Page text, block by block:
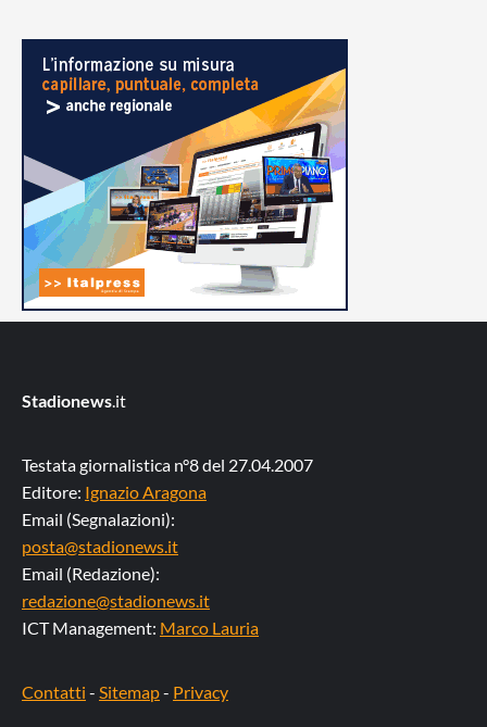
Stadionews.it
Testata giornalistica n°8 del 27.04.2007
Editore: Ignazio Aragona
Email (Segnalazioni):
posta@stadionews.it
Email (Redazione):
redazione@stadionews.it
ICT Management: Marco Lauria
Contatti - Sitemap- Privacy